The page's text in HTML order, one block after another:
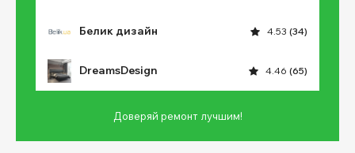
Белик дизайн 4.53 (34)
DreamsDesign 4.46 (65)
Доверяй ремонт лучшим!